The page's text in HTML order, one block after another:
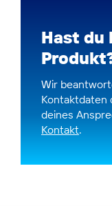
Hast du
Wir
Kontaktdaten
deines
Kontakt.